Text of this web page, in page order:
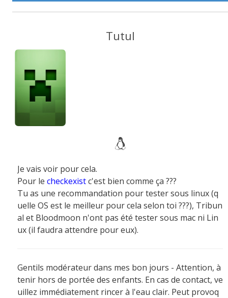
Tutul
Je vais voir pour cela.
Pour le checkexistc'est bien comme ça ???
Tu as une recommandation pour tester sous linux (q
uelle OS est le meilleur pour cela selon toi ???), Tribun
al et Bloodmoon n'ont pas été tester sous mac ni Lin
ux (il faudra attendre pour eux).
Gentils modérateur dans mes bon jours - Attention, à
tenir hors de portée des enfants. En cas de contact, ve
uillez immédiatement rincer à l'eau clair. Peut provoq